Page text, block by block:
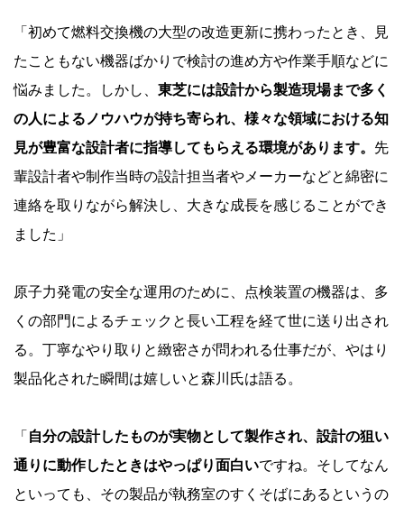
「初めて燃料交換機の大型の改造更新に携わったとき、見
たこともない機器ばかりで検討の進め方や作業手順などに
悩みました。しかし、 東芝には設計から製造現場まで多く
の人によるノウハウが持ち寄られ、様々な領域における知
見が豊富な設計者に指導してもらえる環境があります。 先
輩設計者や制作当時の設計担当者やメーカーなどと綿密に
連絡を取りながら解決し、大きな成長を感じることができ
ました」
原子力発電の安全な運用のために、点検装置の機器は、多
くの部門によるチェックと長い工程を経て世に送り出され
る。丁寧なやり取りと緻密さが問われる仕事だが、やはり
製品化された瞬間は嬉しいと森川氏は語る。
「 自分の設計したものが実物として製作され、設計の狙い
通りに動作したときはやっぱり面白いですね。そしてなん
といっても、その製品が執務室のすくそばにあるというの